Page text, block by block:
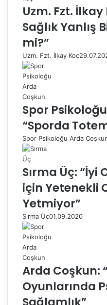
Uzm. Fzt. İlkay
Sağlık Yanlış
mi?”
Uzm. Fzt. İlkay Koç
Spor
“Sporda
Spor Psikoloğu Arda
Sırma Üç:
için Yetenekli
Yetmiyor”
Sırma Üç01.09.2020
Arda Coşkun:
Oyunlarında